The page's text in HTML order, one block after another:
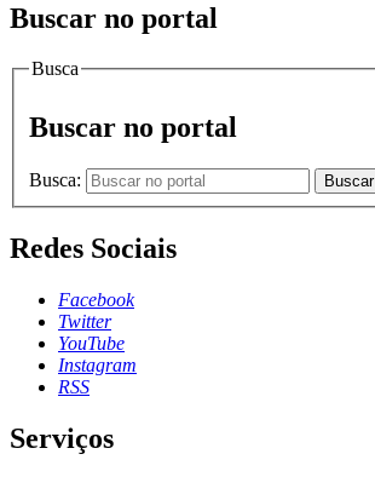
Buscar no portal
Busca
Buscar no portal
Busca: Buscar
Redes Sociais
Facebook
Twitter
YouTube
Instagram
RSS
Serviços